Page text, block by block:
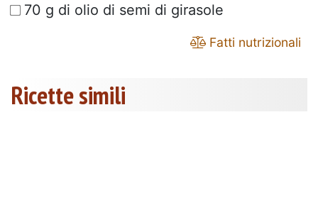
70 g di olio di semi di girasole
Fatti nutrizionali
Ricette simili